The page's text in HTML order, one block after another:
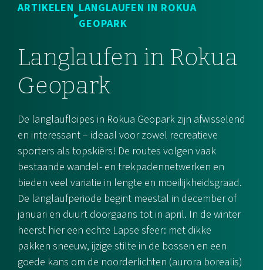
ARTIKELEN LANGLAUFEN IN ROKUA
GEOPARK
Langlaufen in Rokua
Geopark
De langlaufloipes in Rokua Geopark zijn afwisselend
en interessant – ideaal voor zowel recreatieve
sporters als topskiërs! De routes volgen vaak
bestaande wandel- en trekpadennetwerken en
bieden veel variatie in lengte en moeilijkheidsgraad.
De langlaufperiode begint meestal in december of
januari en duurt doorgaans tot in april. In de winter
heerst hier een echte Lapse sfeer: met dikke
pakken sneeuw, ijzige stilte in de bossen en een
goede kans om de noorderlichten (aurora borealis)